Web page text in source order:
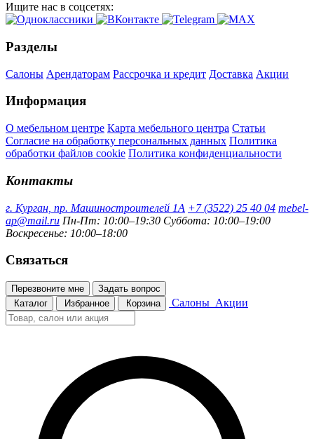
Ищите нас в соцсетях:
Разделы
Салоны Арендаторам Рассрочка и кредит Доставка Акции
Информация
О мебельном центре Карта мебельного центра Статьи
Согласие на обработку персональных данных Политика
обработки файлов cookie Политика конфиденциальности
Контакты
г. Курган, пр. Машиностроителей 1А +7 (3522) 25 40 04 mebel-
ap@mail.ru Пн-Пт: 10:00–19:30 Суббота: 10:00–19:00
Воскресенье: 10:00–18:00
Связаться
Перезвоните мне
Задать вопрос
Каталог
Избранное Корзина Салоны Акции